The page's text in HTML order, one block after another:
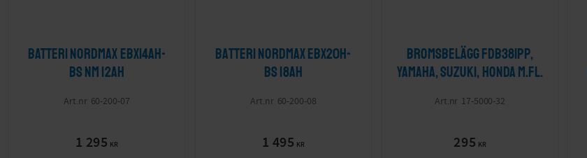
Batteri Nordmax EBX14AH-
BS NM 12Ah
60-200-07
1 295 KR
Batteri Nordmax EBX20H-
BS 18Ah
60-200-08
1 495 KR
Bromsbelägg FDB381PP,
Yamaha, Suzuki, Honda m.fl.
17-5000-32
295 KR